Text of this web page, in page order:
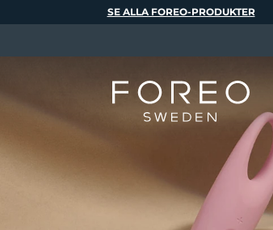
SE ALLA FOREO-PRODUKTER